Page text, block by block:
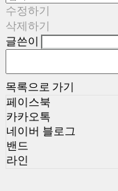
수정하기
삭제하기
글쓴이
목록으로 가기
페이스북
카카오톡
네이버 블로그
밴드
라인